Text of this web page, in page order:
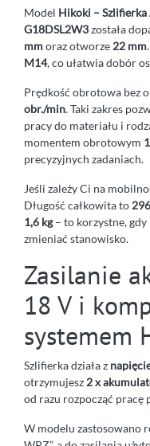
Model Hikoki –
G18DSL2W3została
mmoraz otworze 22 mm
M14, co ułatwia dobór
Prędkość obrotowa bez
obr./min. Taki zakres
pracy do materiału i
momentem obrotowym
precyzyjnych zadaniach.
Jeśli zależy Ci na
Długość całkowita to
1,6 kg– to korzystne, gdy
zmieniać stanowisko.
Zasilanie
18 V i
systemem
Szlifierka działa z
otrzymujesz 2 x
od razu rozpocząć pracę
W modelu zastosowano